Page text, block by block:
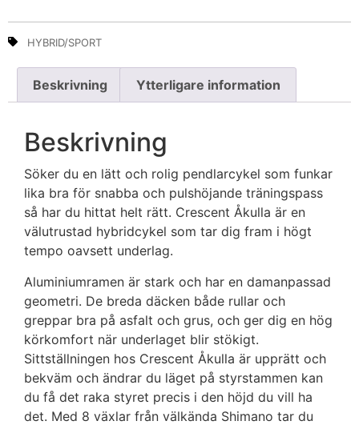
HYBRID/SPORT
Beskrivning Ytterligare information
Beskrivning
Söker du en lätt och rolig pendlarcykel som funkar
lika bra för snabba och pulshöjande träningspass
så har du hittat helt rätt. Crescent Åkulla är en
välutrustad hybridcykel som tar dig fram i högt
tempo oavsett underlag.
Aluminiumramen är stark och har en damanpassad
geometri. De breda däcken både rullar och
greppar bra på asfalt och grus, och ger dig en hög
körkomfort när underlaget blir stökigt.
Sittställningen hos Crescent Åkulla är upprätt och
bekväm och ändrar du läget på styrstammen kan
du få det raka styret precis i den höjd du vill ha
det. Med 8 växlar från välkända Shimano tar du